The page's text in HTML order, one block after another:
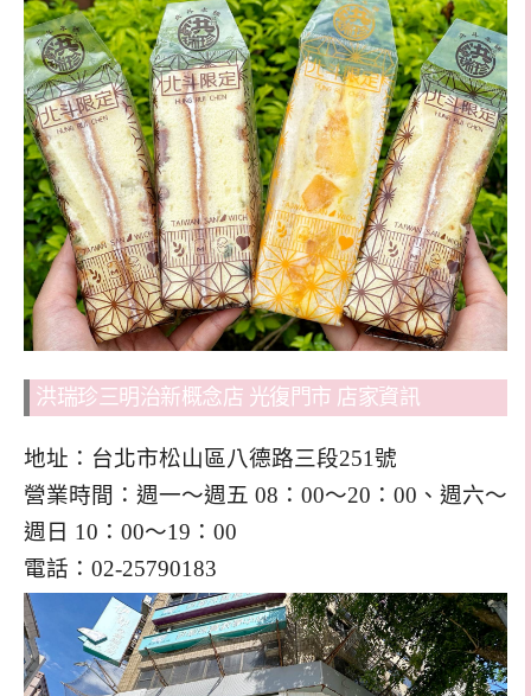
洪瑞珍三明治新概念店 光復門市 店家資訊
地址：台北市松山區八德路三段251號
營業時間：週一～週五 08：00～20：00、週六～
週日 10：00～19：00
電話：02-25790183